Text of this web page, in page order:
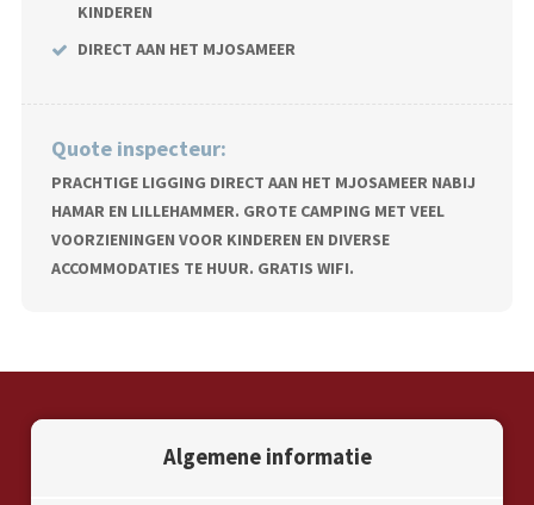
KINDEREN
DIRECT AAN HET MJOSAMEER
Quote inspecteur:
PRACHTIGE LIGGING DIRECT AAN HET MJOSAMEER NABIJ
HAMAR EN LILLEHAMMER. GROTE CAMPING MET VEEL
VOORZIENINGEN VOOR KINDEREN EN DIVERSE
ACCOMMODATIES TE HUUR. GRATIS WIFI.
Algemene informatie